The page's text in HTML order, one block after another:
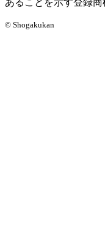
© Shogakukan